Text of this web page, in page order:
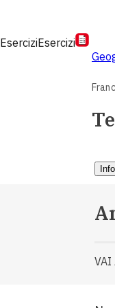
EserciziEsercizi
VAI